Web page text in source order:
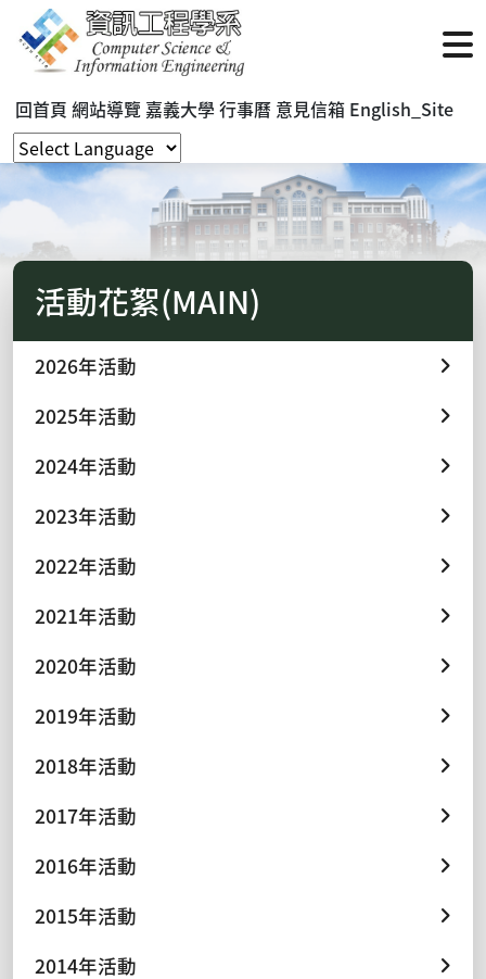
回首頁 網站導覽 嘉義大學行事曆 意見信箱 English_Site
活動花絮(MAIN)
2026年活動
2025年活動
2024年活動
2023年活動
2022年活動
2021年活動
2020年活動
2019年活動
2018年活動
2017年活動
2016年活動
2015年活動
2014年活動